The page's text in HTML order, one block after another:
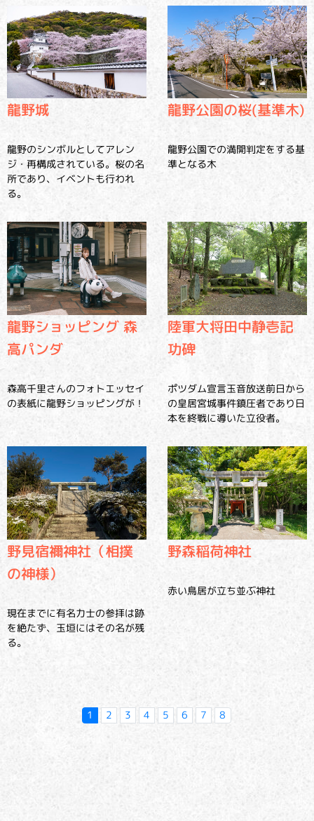
龍野城
龍野のシンボルとしてアレン
ジ・再構成されている。桜の名
所であり、イベントも行われ
る。
龍野公園の桜(基準木)
龍野公園での満開判定をする基
準となる木
龍野ショッピング 森
高パンダ
森高千里さんのフォトエッセイ
の表紙に龍野ショッピングが！
陸軍大将田中静壱記
功碑
ポツダム宣言玉音放送前日から
の皇居宮城事件鎮圧者であり日
本を終戦に導いた立役者。
野見宿禰神社（相撲
の神様）
現在までに有名力士の参拝は跡
を絶たず、玉垣にはその名が残
る。
野森稲荷神社
赤い鳥居が立ち並ぶ神社
1 2 3 4 5 6 7 8